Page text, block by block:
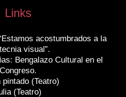
Links
acostumbrados a la
visual”.
Bengalazo Cultural en el
Congreso.
pintado (Teatro)
(Teatro)